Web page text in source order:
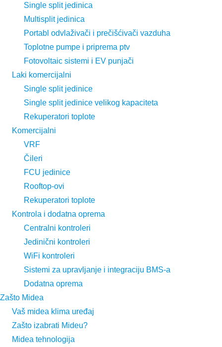
Single split jedinica
Multisplit jedinica
Portabl odvlaživači i prečišćivači vazduha
Toplotne pumpe i priprema ptv
Fotovoltaic sistemi i EV punjači
Laki komercijalni
Single split jedinice
Single split jedinice velikog kapaciteta
Rekuperatori toplote
Komercijalni
VRF
Čileri
FCU jedinice
Rooftop-ovi
Rekuperatori toplote
Kontrola i dodatna oprema
Centralni kontroleri
Jedinični kontroleri
WiFi kontroleri
Sistemi za upravljanje i integraciju BMS-a
Dodatna oprema
Zašto Midea
Vaš midea klima uređaj
Zašto izabrati Mideu?
Midea tehnologija